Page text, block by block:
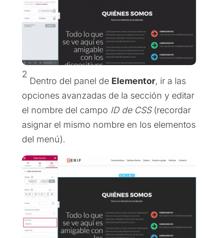
2
Dentro del panel de Elementor, ir a las
opciones avanzadas de la sección y editar
el nombre del campo ID de CSS(recordar
asignar el mismo nombre en los elementos
del menú).